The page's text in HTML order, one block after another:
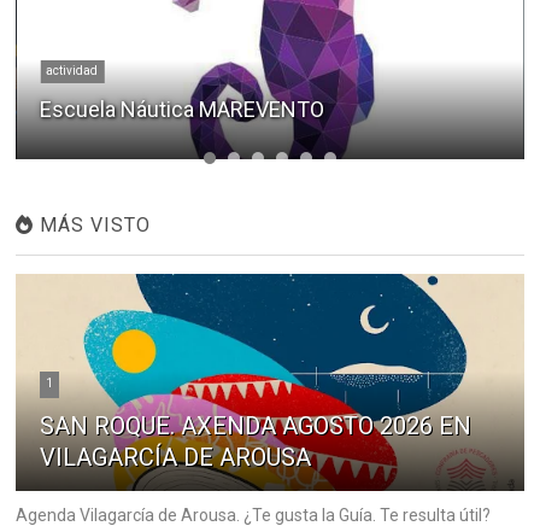
actividad
Escuela Náutica MAREVENTO
MÁS VISTO
1
SAN ROQUE. AXENDA AGOSTO 2026 EN
VILAGARCÍA DE AROUSA
Agenda Vilagarcía de Arousa. ¿Te gusta la Guía. Te resulta útil?